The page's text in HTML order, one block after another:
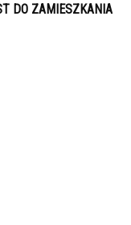
DO ZAMIESZKANIA